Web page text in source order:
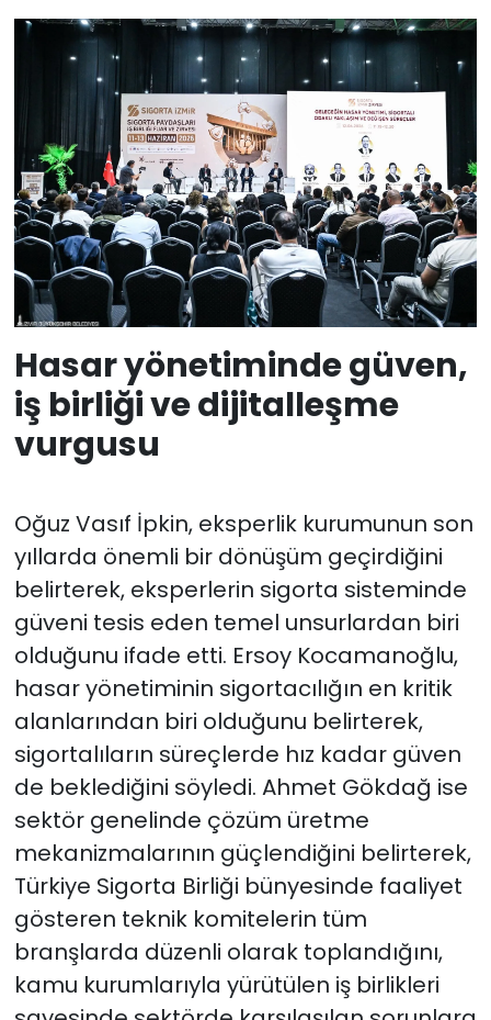
Hasar yönetiminde güven,
iş birliği ve dijitalleşme
vurgusu
Oğuz Vasıf İpkin, eksperlik kurumunun son
yıllarda önemli bir dönüşüm geçirdiğini
belirterek, eksperlerin sigorta sisteminde
güveni tesis eden temel unsurlardan biri
olduğunu ifade etti. Ersoy Kocamanoğlu,
hasar yönetiminin sigortacılığın en kritik
alanlarından biri olduğunu belirterek,
sigortalıların süreçlerde hız kadar güven
de beklediğini söyledi. Ahmet Gökdağ ise
sektör genelinde çözüm üretme
mekanizmalarının güçlendiğini belirterek,
Türkiye Sigorta Birliği bünyesinde faaliyet
gösteren teknik komitelerin tüm
branşlarda düzenli olarak toplandığını,
kamu kurumlarıyla yürütülen iş birlikleri